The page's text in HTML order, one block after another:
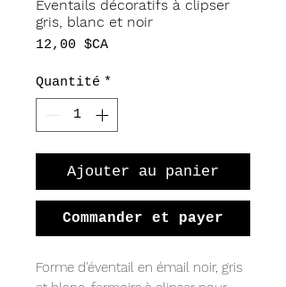
Éventails décoratifs à clipser
gris, blanc et noir
12,00 $CAPrix
Quantité *
Ajouter au panier
Commander et payer
Forme d'éventail en émail noir, gris